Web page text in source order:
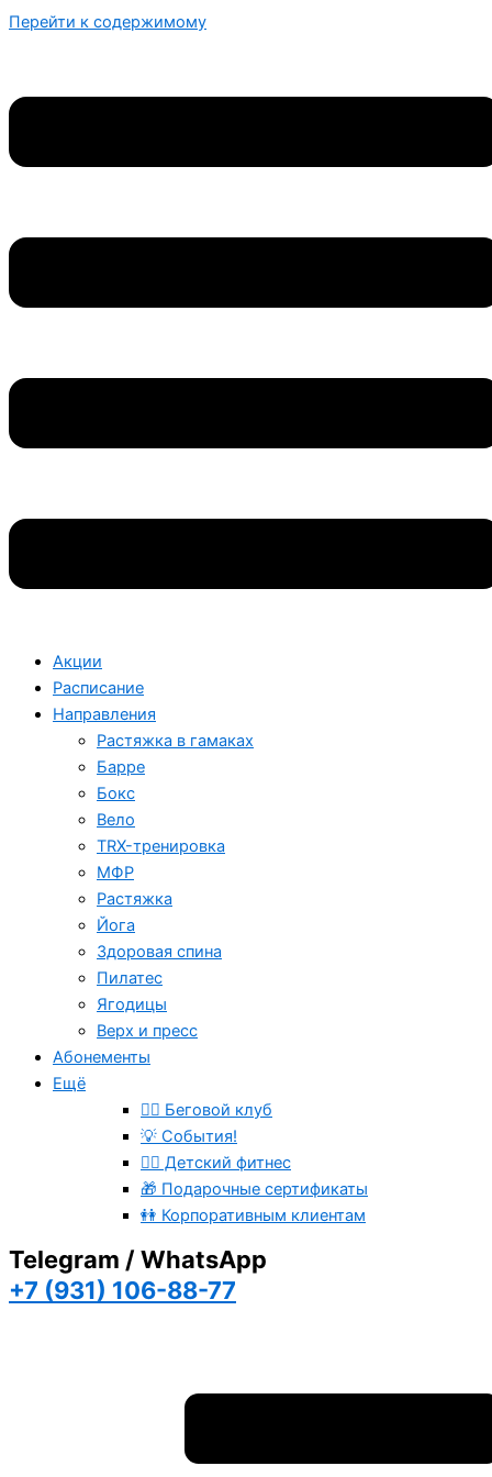
Перейти к содержимому
Акции
Расписание
Направления
Растяжка в гамаках
Барре
Бокс
Вело
TRX-тренировка
МФР
Растяжка
Йога
Здоровая спина
Пилатес
Ягодицы
Верх и пресс
Абонементы
Ещё
🏃‍♂️ Беговой клуб
💡 События!
🤸‍♂️ Детский фитнес
🎁 Подарочные сертификаты
👭 Корпоративным клиентам
Telegram / WhatsApp
+7 (931) 106-88-77